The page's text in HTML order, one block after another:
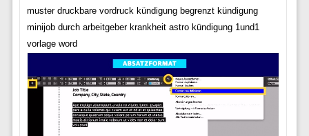
muster druckbare vordruck kündigung begrenzt kündigung
minijob durch arbeitgeber krankheit astro kündigung 1und1
vorlage word